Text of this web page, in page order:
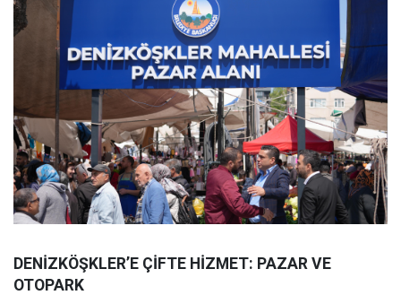
DENİZKÖŞKLER’E ÇİFTE HİZMET: PAZAR VE
OTOPARK